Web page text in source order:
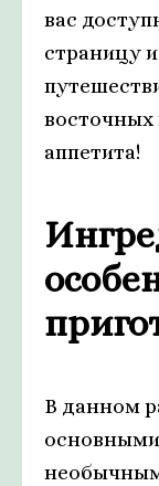
вас
страницу
восточных
аппетита!
В данном